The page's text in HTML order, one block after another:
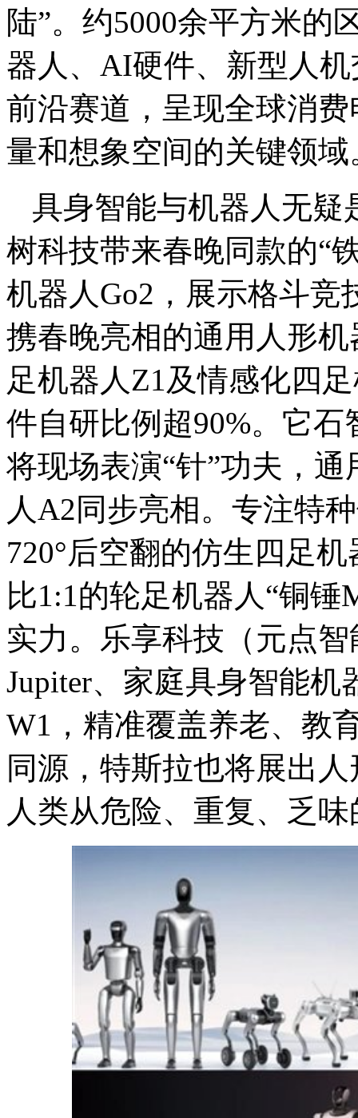
陆”。约5000余平方米的
器人、AI硬件、新型人
前沿赛道，呈现全球消
量和想象空间的关键领域
具身智能与机器人无疑
树科技带来春晚同款的“
机器人Go2，展示格斗
携春晚亮相的通用人形机
足机器人Z1及情感化四
件自研比例超90%。它
将现场表演“针”功夫，
人A2同步亮相。专注特
720°后空翻的仿生四足
比1:1的轮足机器人“铜
实力。乐享科技（元点
Jupiter、家庭具身智能
W1，精准覆盖养老、教
同源，特斯拉也将展出
人类从危险、重复、乏